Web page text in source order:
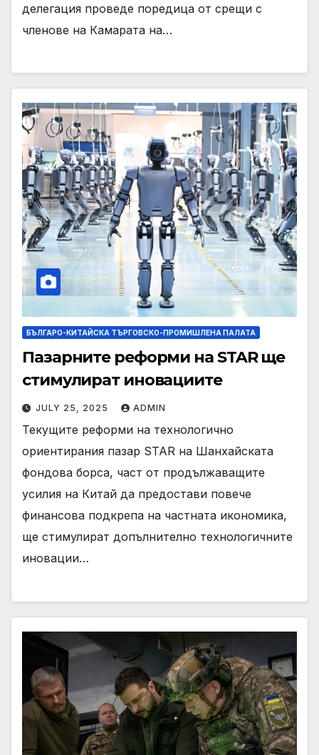
делегация проведе поредица от срещи с
членове на Камарата на…
БЪЛГАРО-КИТАЙСКА ТЪРГОВСКО-ПРОМИШЛЕНА ПАЛАТА
Пазарните реформи на STAR ще
стимулират иновациите
JULY 25, 2025 ADMIN
Текущите реформи на технологично
ориентирания пазар STAR на Шанхайската
фондова борса, част от продължаващите
усилия на Китай да предостави повече
финансова подкрепа на частната икономика,
ще стимулират допълнително технологичните
иновации…